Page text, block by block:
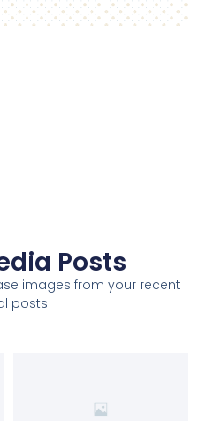
Posts
images from your recent
posts